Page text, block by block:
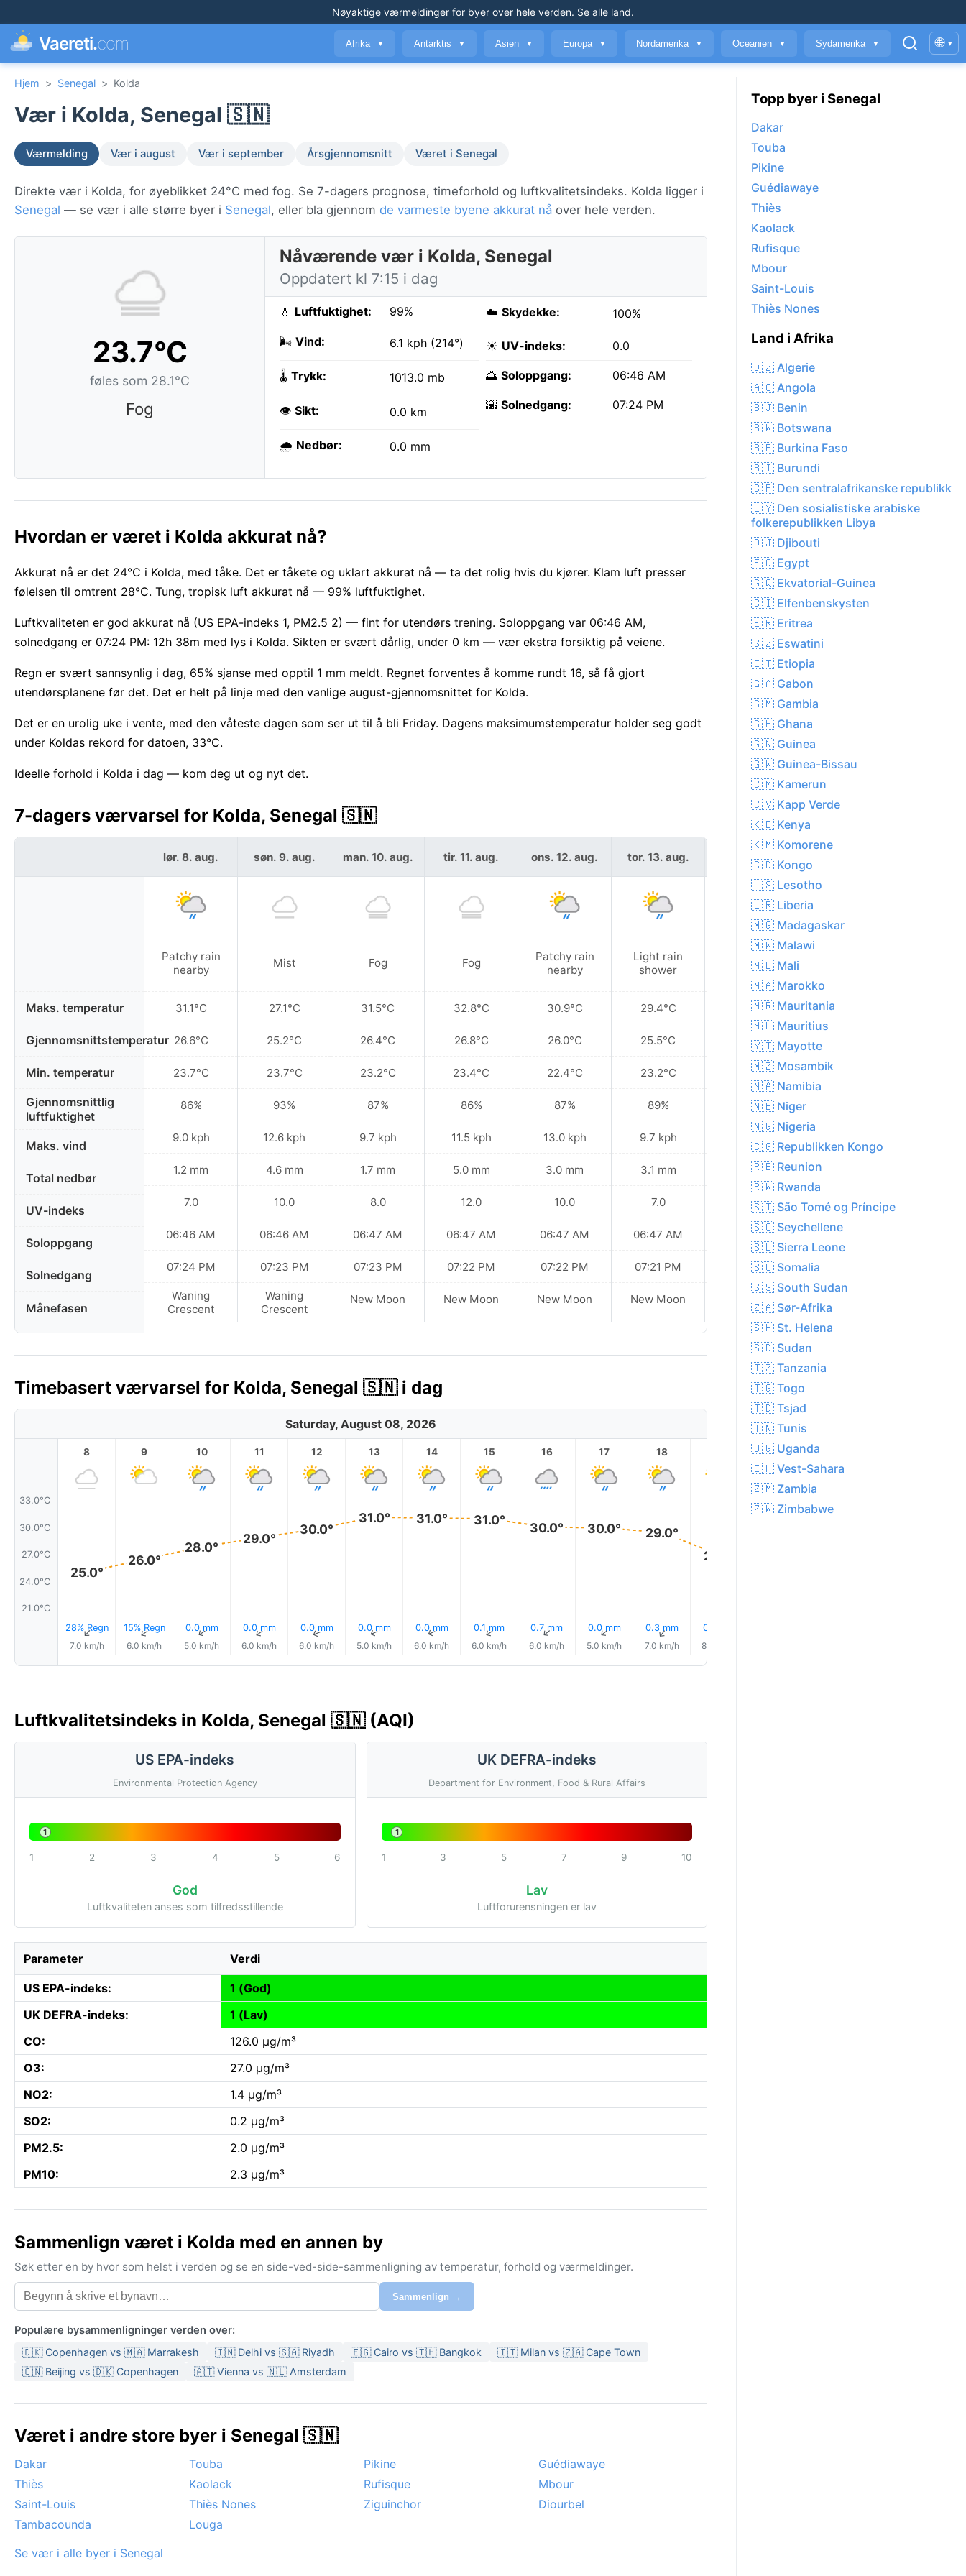
Nøyaktige værmeldinger for byer over hele verden. Se alle land.
Vaereti.com Afrika ▼ Antarktis ▼ Asien ▼ Europa ▼ Nordamerika ▼ Oceanien ▼ Sydamerika ▼ 🌐 ▾
Hjem > Senegal > Kolda
Vær i Kolda, Senegal 🇸🇳
Værmelding Vær i august Vær i september Årsgjennomsnitt Været i Senegal
Direkte vær i Kolda, for øyeblikket 24°C med fog. Se 7-dagers prognose, timeforhold og luftkvalitetsindeks. Kolda ligger i
Senegal — se vær i alle større byer i Senegal, eller bla gjennom de varmeste byene akkurat nå over hele verden.
23.7°C
føles som 28.1°C
Fog
Nåværende vær i Kolda, Senegal
Oppdatert kl 7:15 i dag
💧 Luftfuktighet: 99%
🌬️ Vind: 6.1 kph (214°)
🌡️ Trykk: 1013.0 mb
👁️ Sikt: 0.0 km
🌧️ Nedbør: 0.0 mm
☁️ Skydekke: 100%
☀️ UV-indeks: 0.0
🌅 Soloppgang: 06:46 AM
🌇 Solnedgang: 07:24 PM
Hvordan er været i Kolda akkurat nå?
Akkurat nå er det 24°C i Kolda, med tåke. Det er tåkete og uklart akkurat nå — ta det rolig hvis du kjører. Klam luft presser
følelsen til omtrent 28°C. Tung, tropisk luft akkurat nå — 99% luftfuktighet.
Luftkvaliteten er god akkurat nå (US EPA-indeks 1, PM2.5 2) — fint for utendørs trening. Soloppgang var 06:46 AM,
solnedgang er 07:24 PM: 12h 38m med lys i Kolda. Sikten er svært dårlig, under 0 km — vær ekstra forsiktig på veiene.
Regn er svært sannsynlig i dag, 65% sjanse med opptil 1 mm meldt. Regnet forventes å komme rundt 16, så få gjort
utendørsplanene før det. Det er helt på linje med den vanlige august-gjennomsnittet for Kolda.
Det er en urolig uke i vente, med den våteste dagen som ser ut til å bli Friday. Dagens maksimumstemperatur holder seg godt
under Koldas rekord for datoen, 33°C.
Ideelle forhold i Kolda i dag — kom deg ut og nyt det.
7-dagers værvarsel for Kolda, Senegal 🇸🇳
Maks. temperatur
Gjennomsnittstemperatur
Min. temperatur
Gjennomsnittlig
luftfuktighet
Maks. vind
Total nedbør
UV-indeks
Soloppgang
Solnedgang
Månefasen
lør. 8. aug.
Patchy rain
nearby
31.1°C
26.6°C
23.7°C
86%
9.0 kph
1.2 mm
7.0
06:46 AM
07:24 PM
Waning
Crescent
søn. 9. aug.
Mist
27.1°C
25.2°C
23.7°C
93%
12.6 kph
4.6 mm
10.0
06:46 AM
07:23 PM
Waning
Crescent
man. 10. aug.
Fog
31.5°C
26.4°C
23.2°C
87%
9.7 kph
1.7 mm
8.0
06:47 AM
07:23 PM
New Moon
tir. 11. aug.
Fog
32.8°C
26.8°C
23.4°C
86%
11.5 kph
5.0 mm
12.0
06:47 AM
07:22 PM
New Moon
ons. 12. aug.
Patchy rain
nearby
30.9°C
26.0°C
22.4°C
87%
13.0 kph
3.0 mm
10.0
06:47 AM
07:22 PM
New Moon
tor. 13. aug.
Light rain
shower
29.4°C
25.5°C
23.2°C
89%
9.7 kph
3.1 mm
7.0
06:47 AM
07:21 PM
New Moon
fre. 14. aug.
Fog
29.8°C
25.6°C
22.6°C
89%
8.2 mm
6.0
06:47 AM
07:21 PM
Waxing
Crescent
Timebasert værvarsel for Kolda, Senegal 🇸🇳 i dag
Saturday, August 08, 2026
33.0°C
30.0°C
27.0°C
24.0°C
21.0°C
8
25.0°
28% Regn
↑
7.0 km/h
9
26.0°
15% Regn
↑
6.0 km/h
10
28.0°
0.0 mm
↑
5.0 km/h
11
29.0°
0.0 mm
↑
6.0 km/h
12
30.0°
0.0 mm
↑
6.0 km/h
13
31.0°
0.0 mm
↑
5.0 km/h
14
31.0°
0.0 mm
↑
6.0 km/h
15
31.0°
0.1 mm
↑
6.0 km/h
16
30.0°
0.7 mm
↑
6.0 km/h
17
30.0°
0.0 mm
↑
5.0 km/h
18
29.0°
0.3 mm
↑
7.0 km/h
27.0°
0.0 mm
8.0 km/h
20
Luftkvalitetsindeks in Kolda, Senegal 🇸🇳 (AQI)
US EPA-indeks
Environmental Protection Agency
1
1 2 3 4 5 6
God
Luftkvaliteten anses som tilfredsstillende
UK DEFRA-indeks
Department for Environment, Food & Rural Affairs
1
1 3 5 7 9 10
Lav
Luftforurensningen er lav
Parameter Verdi
US EPA-indeks:
1 (God)
UK DEFRA-indeks:
1 (Lav)
CO:
126.0 µg/m³
O3:
27.0 µg/m³
NO2:
1.4 µg/m³
SO2:
0.2 µg/m³
PM2.5:
2.0 µg/m³
PM10:
2.3 µg/m³
Sammenlign været i Kolda med en annen by
Søk etter en by hvor som helst i verden og se en side-ved-side-sammenligning av temperatur, forhold og værmeldinger.
Sammenlign →
Populære bysammenligninger verden over:
🇩🇰 Copenhagen vs 🇲🇦 Marrakesh 🇮🇳 Delhi vs 🇸🇦 Riyadh 🇪🇬 Cairo vs 🇹🇭 Bangkok
🇮🇹 Milan vs 🇿🇦 Cape Town
🇨🇳 Beijing vs 🇩🇰 Copenhagen
🇦🇹 Vienna vs 🇳🇱 Amsterdam
Været i andre store byer i Senegal 🇸🇳
Dakar Touba Pikine
Guédiawaye
Thiès
Kaolack Rufisque
Mbour
Saint-Louis
Thiès Nones Ziguinchor
Diourbel
Tambacounda
Louga
Se vær i alle byer i Senegal
Topp byer i Senegal
Dakar
Touba
Pikine
Guédiawaye
Thiès
Kaolack
Rufisque
Mbour
Saint-Louis
Thiès Nones
Land i Afrika
🇩🇿 Algerie
🇦🇴 Angola
🇧🇯 Benin
🇧🇼 Botswana
🇧🇫 Burkina Faso
🇧🇮 Burundi
🇨🇫 Den sentralafrikanske republikk
🇱🇾 Den sosialistiske arabiske
folkerepublikken Libya
🇩🇯 Djibouti
🇪🇬 Egypt
🇬🇶 Ekvatorial-Guinea
🇨🇮 Elfenbenskysten
🇪🇷 Eritrea
🇸🇿 Eswatini
🇪🇹 Etiopia
🇬🇦 Gabon
🇬🇲 Gambia
🇬🇭 Ghana
🇬🇳 Guinea
🇬🇼 Guinea-Bissau
🇨🇲 Kamerun
🇨🇻 Kapp Verde
🇰🇪 Kenya
🇰🇲 Komorene
🇨🇩 Kongo
🇱🇸 Lesotho
🇱🇷 Liberia
🇲🇬 Madagaskar
🇲🇼 Malawi
🇲🇱 Mali
🇲🇦 Marokko
🇲🇷 Mauritania
🇲🇺 Mauritius
🇾🇹 Mayotte
🇲🇿 Mosambik
🇳🇦 Namibia
🇳🇪 Niger
🇳🇬 Nigeria
🇨🇬 Republikken Kongo
🇷🇪 Reunion
🇷🇼 Rwanda
🇸🇹 São Tomé og Príncipe
🇸🇨 Seychellene
🇸🇱 Sierra Leone
🇸🇴 Somalia
🇸🇸 South Sudan
🇿🇦 Sør-Afrika
🇸🇭 St. Helena
🇸🇩 Sudan
🇹🇿 Tanzania
🇹🇬 Togo
🇹🇩 Tsjad
🇹🇳 Tunis
🇺🇬 Uganda
🇪🇭 Vest-Sahara
🇿🇲 Zambia
🇿🇼 Zimbabwe